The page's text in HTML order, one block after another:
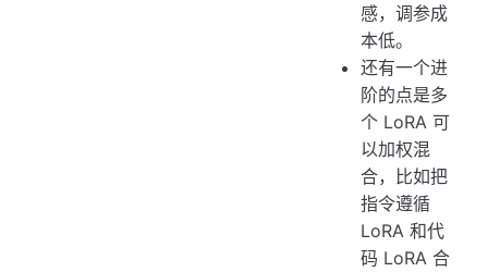
感，调参成
本低。
还有一个进
阶的点是多
个 LoRA 可
以加权混
合，比如把
指令遵循
LoRA 和代
码 LoRA 合